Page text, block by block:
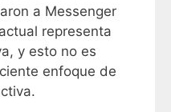
a Messenger
representa
y esto no es
enfoque de